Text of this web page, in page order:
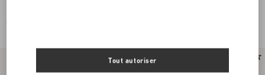
Tout autoriser